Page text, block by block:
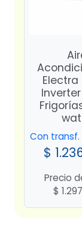
Electra
Con transf.
$
Precio
$